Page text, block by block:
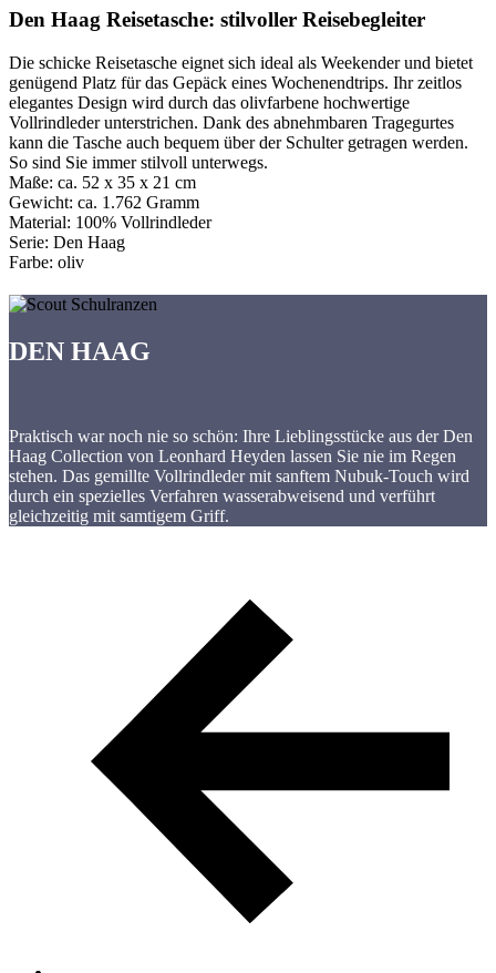
Den Haag Reisetasche: stilvoller Reisebegleiter
Die schicke Reisetasche eignet sich ideal als Weekender und bietet
genügend Platz für das Gepäck eines Wochenendtrips. Ihr zeitlos
elegantes Design wird durch das olivfarbene hochwertige
Vollrindleder unterstrichen. Dank des abnehmbaren Tragegurtes
kann die Tasche auch bequem über der Schulter getragen werden.
So sind Sie immer stilvoll unterwegs.
Maße: ca. 52 x 35 x 21 cm
Gewicht: ca. 1.762 Gramm
Material: 100% Vollrindleder
Serie: Den Haag
Farbe: oliv
DEN HAAG
Praktisch war noch nie so schön: Ihre Lieblingsstücke aus der Den
Haag Collection von Leonhard Heyden lassen Sie nie im Regen
stehen. Das gemillte Vollrindleder mit sanftem Nubuk-Touch wird
durch ein spezielles Verfahren wasserabweisend und verführt
gleichzeitig mit samtigem Griff.